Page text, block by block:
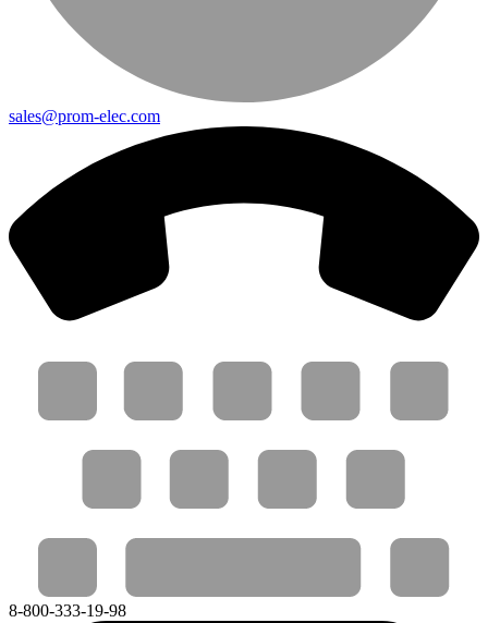
sales@prom-elec.com
8-800-333-19-98